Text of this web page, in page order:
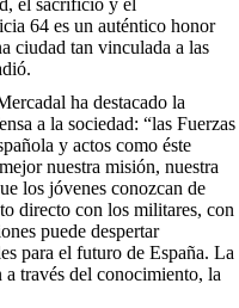
el sacrificio y el
64 es un auténtico honor
ciudad tan vinculada a las
ha destacado la
a la sociedad: “las Fuerzas
y actos como éste
nuestra misión, nuestra
los jóvenes conozcan de
directo con los militares, con
puede despertar
para el futuro de España. La
a través del conocimiento, la